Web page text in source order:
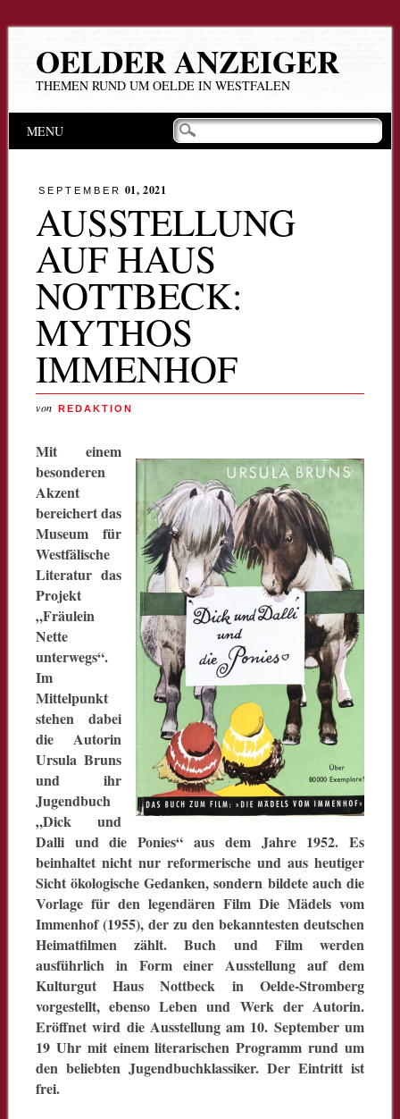
OELDER ANZEIGER
THEMEN RUND UM OELDE IN WESTFALEN
Hauptmenü
Inhalt
MENU
SEPTEMBER 01, 2021
AUSSTELLUNG
AUF HAUS
NOTTBECK:
MYTHOS
IMMENHOF
von REDAKTION
Mit einem
besonderen
Akzent
bereichert das
Museum für
Westfälische
Literatur das
Projekt
„Fräulein
Nette
unterwegs“.
Im
Mittelpunkt
stehen dabei
die Autorin
Ursula Bruns
und ihr
Jugendbuch
„Dick und
Dalli und die Ponies“ aus dem Jahre 1952. Es
beinhaltet nicht nur reformerische und aus heutiger
Sicht ökologische Gedanken, sondern bildete auch die
Vorlage für den legendären Film Die Mädels vom
Immenhof (1955), der zu den bekanntesten deutschen
Heimatfilmen zählt. Buch und Film werden
ausführlich in Form einer Ausstellung auf dem
Kulturgut Haus Nottbeck in Oelde-Stromberg
vorgestellt, ebenso Leben und Werk der Autorin.
Eröffnet wird die Ausstellung am 10. September um
19 Uhr mit einem literarischen Programm rund um
den beliebten Jugendbuchklassiker. Der Eintritt ist
frei.